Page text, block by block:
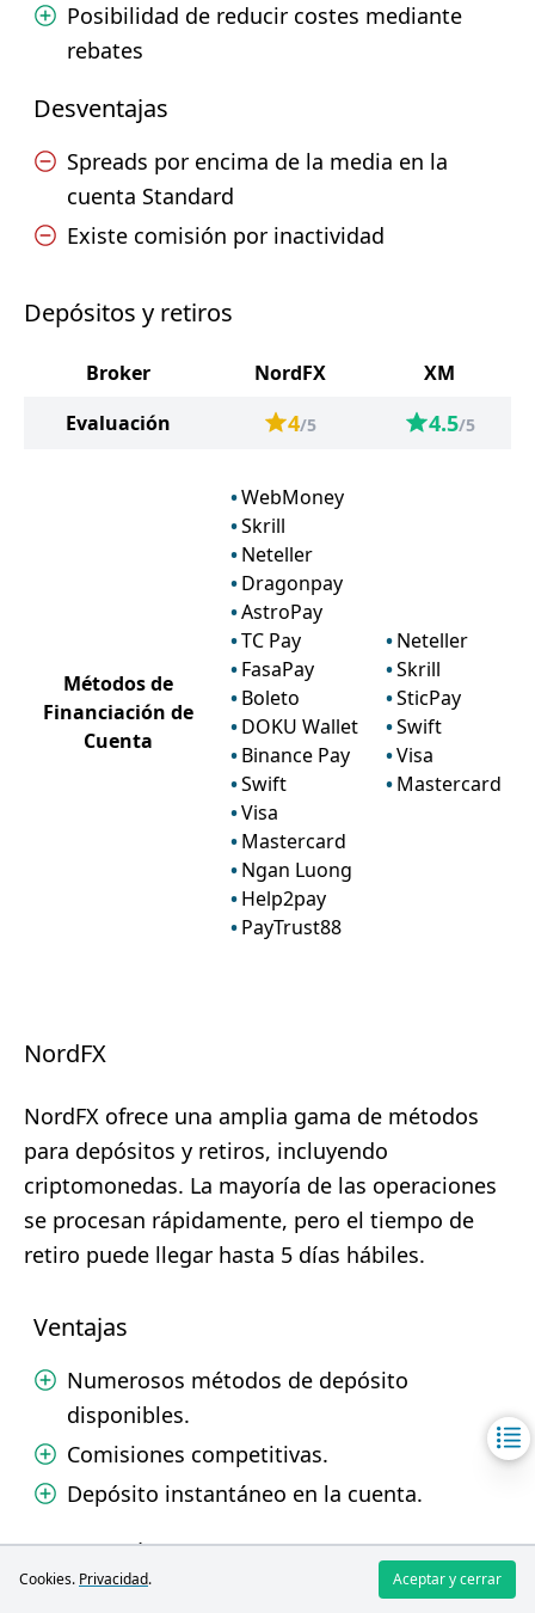
Posibilidad de reducir costes mediante
rebates
Desventajas
Spreads por encima de la media en la
cuenta Standard
Existe comisión por inactividad
Depósitos y retiros
Broker NordFX
XM
Evaluación
4/5 4.5/5
Métodos de
Financiación de
Cuenta
WebMoney
Skrill
Neteller
Dragonpay
AstroPay
TC Pay
FasaPay
Boleto
DOKU Wallet
Binance Pay
Swift
Visa
Mastercard
Ngan Luong
Help2pay
PayTrust88
Neteller
Skrill
SticPay
Swift
Visa
Mastercard
NordFX
NordFX ofrece una amplia gama de métodos
para depósitos y retiros, incluyendo
criptomonedas. La mayoría de las operaciones
se procesan rápidamente, pero el tiempo de
retiro puede llegar hasta 5 días hábiles.
Ventajas
Numerosos métodos de depósito
disponibles.
Comisiones competitivas.
Depósito instantáneo en la cuenta.
Desventajas
Tiempo de retiro hasta 5 días hábiles.
Cookies. Privacidad. Aceptar y cerrar